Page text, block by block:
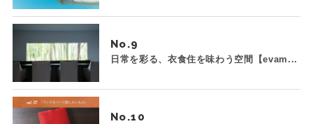
No.
日常を彩る、衣食住を味わう空間【evam...
No.